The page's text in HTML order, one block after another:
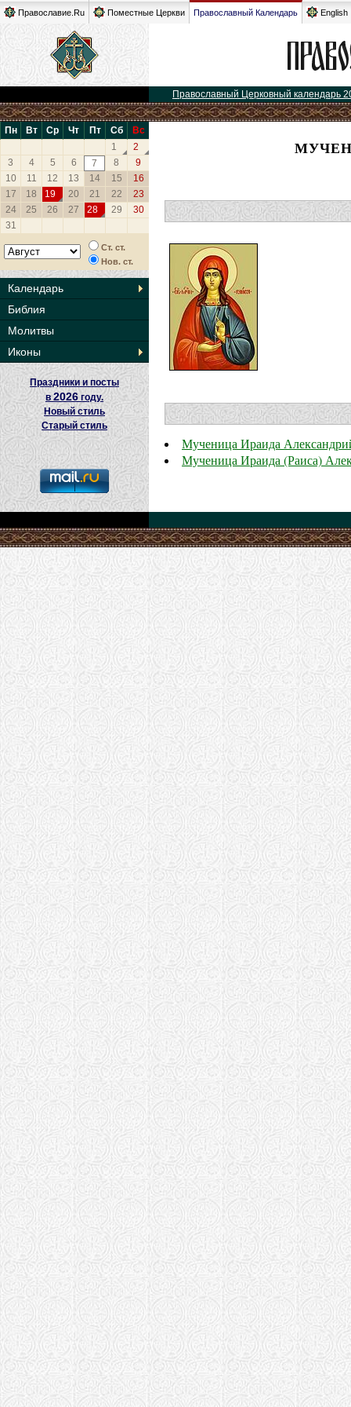
Православие.Ru Поместные Церкви Православный Календарь English
Православный Церковный календарь
Пн Вт Ср Чт Пт Сб
Вс
1
2
3
4 5 6 7 8
9
10
11 12 13 14 15
16
17
18 19 20 21 22
23
24
25 26 27 28 29
30
31
Ст. ст.
Нов. ст.
Календарь
Библия
Молитвы
Иконы
Праздники и посты
в2026 году.
Новый стиль
Старый стиль
Мученица Ираида
Мученица Ираида (Раиса)